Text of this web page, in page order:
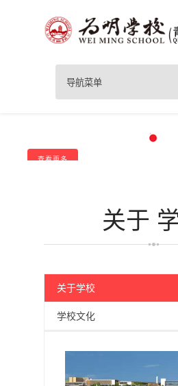
导航菜单
查看更多
教育可以更精彩，学生可以更
回归教育本真 对孩子一生负责
Take responsibility for the whole
以生为本·以质立校
关于
关于学校
学校文化